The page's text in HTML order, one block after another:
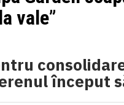
1 MXN= 0.2227
1 NOK= 0.4191
1 NZD= 2.6097
vale”
început